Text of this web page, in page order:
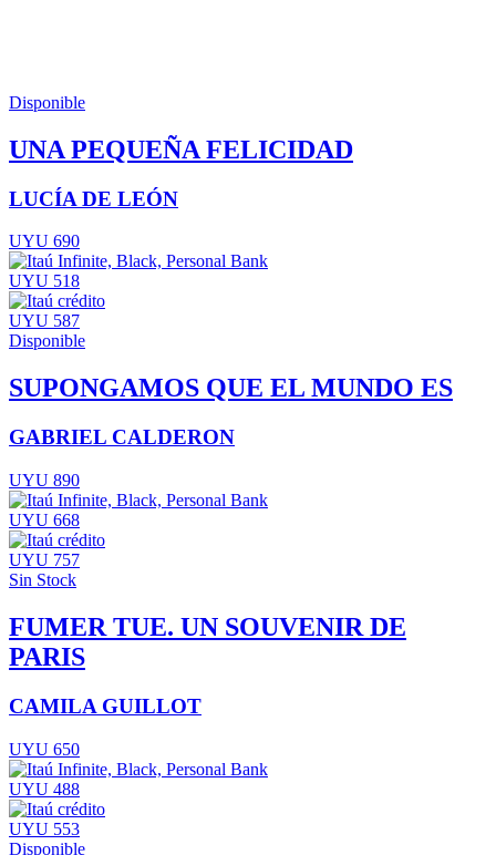
Disponible
UNA PEQUEÑA FELICIDAD
LUCÍA DE LEÓN
UYU 690
UYU 518
UYU 587
Disponible
SUPONGAMOS QUE EL MUNDO ES
GABRIEL CALDERON
UYU 890
UYU 668
UYU 757
Sin Stock
FUMER TUE. UN SOUVENIR DE
PARIS
CAMILA GUILLOT
UYU 650
UYU 488
UYU 553
Disponible